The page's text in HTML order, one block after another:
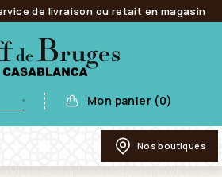
de livraison ou retait en magasin
Mon panier (0)
Nos boutiques